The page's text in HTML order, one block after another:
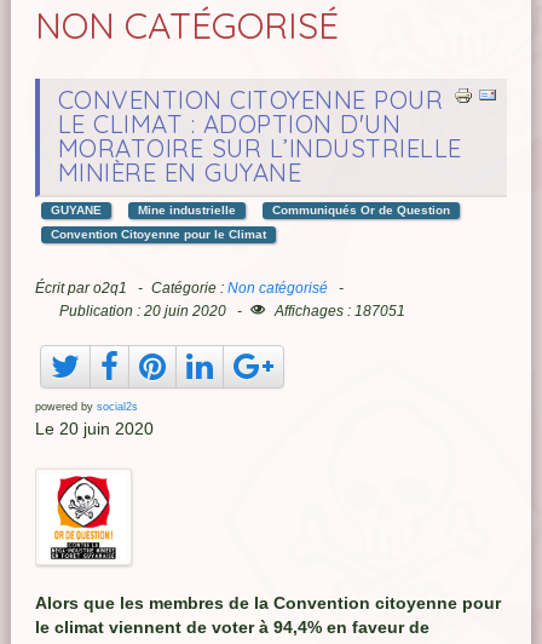
NON CATÉGORISÉ
CONVENTION CITOYENNE POUR
LE CLIMAT : ADOPTION D'UN
MORATOIRE SUR L’INDUSTRIELLE
MINIÈRE EN GUYANE
GUYANE Mine industrielle
Communiqués Or de Question
Convention Citoyenne pour le Climat
Écrit paro2q1 Catégorie : Non catégorisé
Publication : 20 juin 2020
Affichages : 187051
powered by social2s
Le 20 juin 2020
Alors que les membres de la Convention citoyenne pour
le climat viennent de voter à 94,4% en faveur de